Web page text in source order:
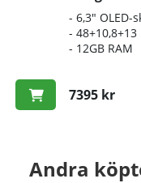
- 6,3" OLED-
-
- 12GB RAM
7395 kr
Andra